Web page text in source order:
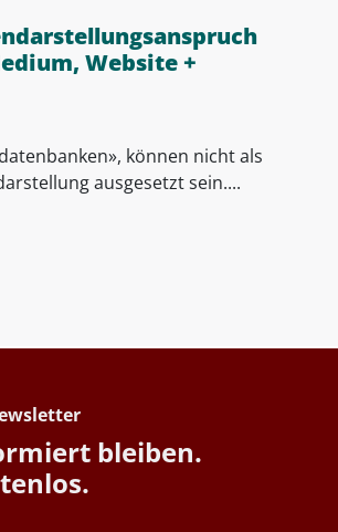
Website +
können nicht als
ausgesetzt sein....
bleiben.